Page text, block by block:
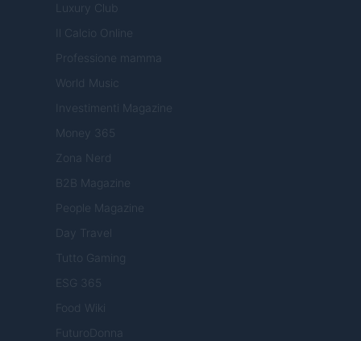
Luxury Club
Il Calcio Online
Professione mamma
World Music
Investimenti Magazine
Money 365
Zona Nerd
B2B Magazine
People Magazine
Day Travel
Tutto Gaming
ESG 365
Food Wiki
FuturoDonna